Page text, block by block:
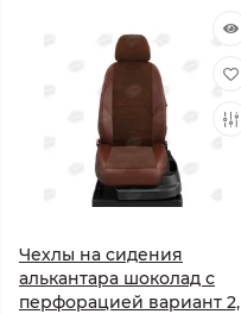
Чехлы на сидения
алькантара шоколад с
перфорацией вариант 2,